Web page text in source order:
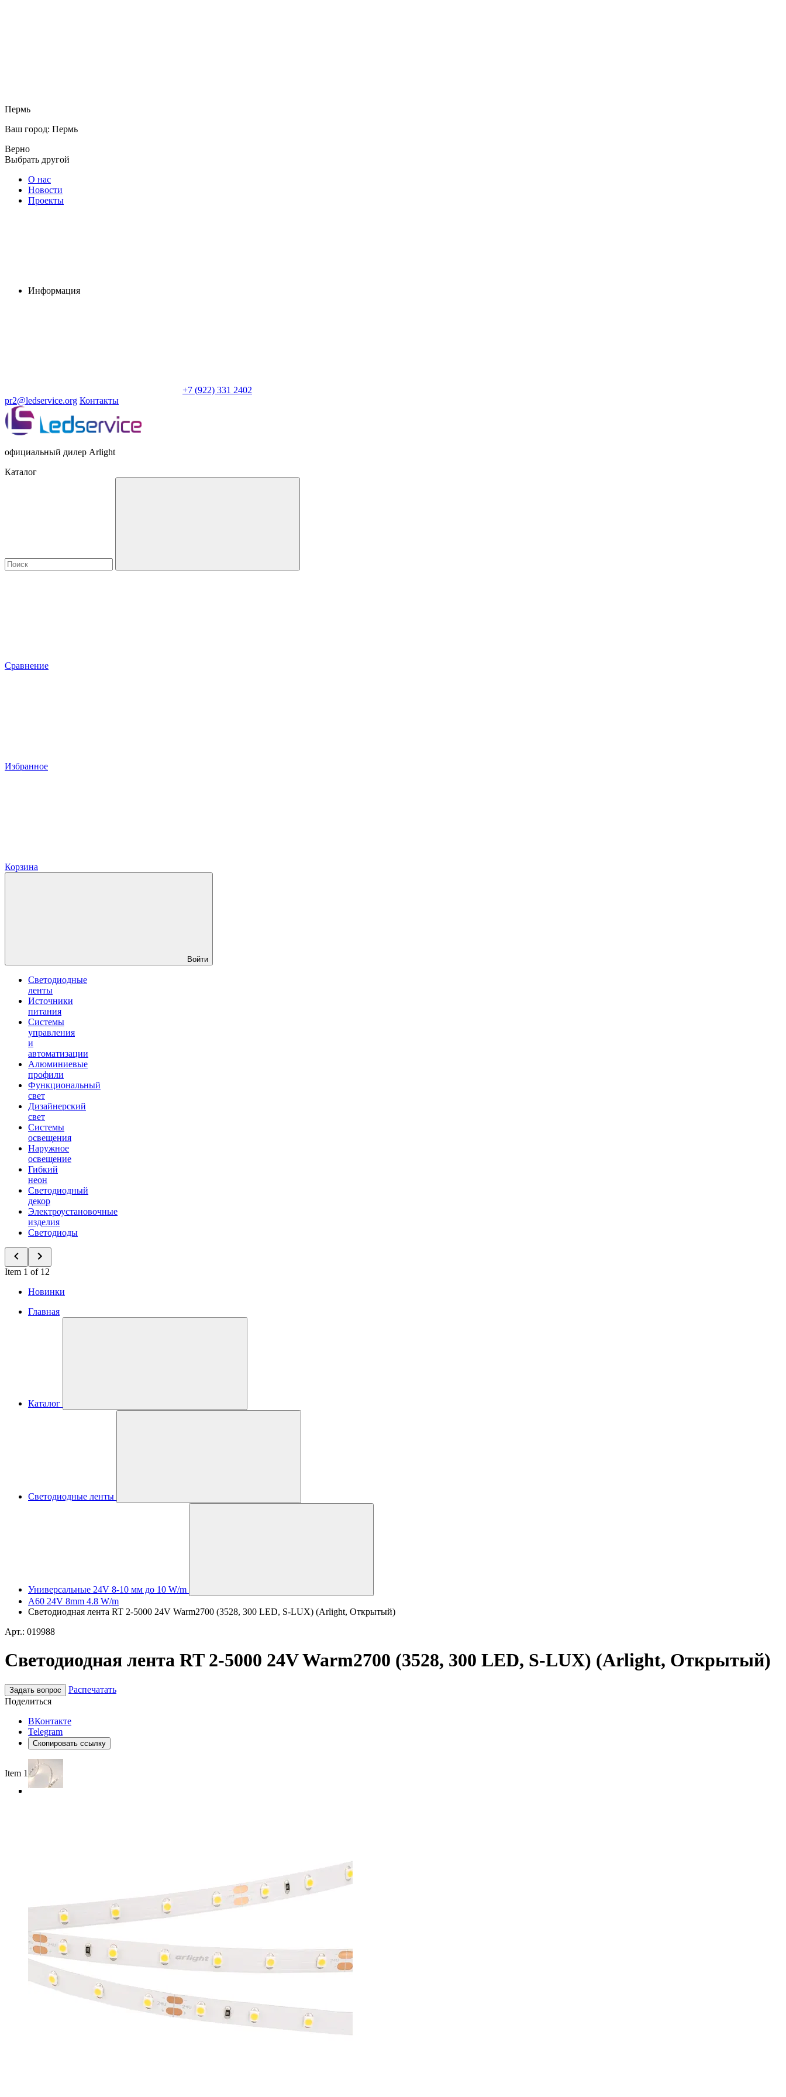
Пермь
Ваш город: Пермь
Верно
Выбрать другой
О нас
Новости
Проекты
Информация
+7 (922) 331 2402
pr2@ledservice.org Контакты
официальный дилер Arlight
Каталог
Сравнение
Избранное
Корзина
Войти
Светодиодные
ленты
Источники
питания
Системы
управления
и
автоматизации
Алюминиевые
профили
Функциональный
свет
Дизайнерский
свет
Системы
освещения
Наружное
освещение
Гибкий
неон
Светодиодный
декор
Электроустановочные
изделия
Светодиоды
Item 1 of 12
Новинки
Главная
Каталог
Светодиодные ленты
Универсальные 24V 8-10 мм до 10 W/m
A60 24V 8mm 4.8 W/m
Светодиодная лента RT 2-5000 24V Warm2700 (3528, 300 LED, S-LUX) (Arlight, Открытый)
Арт.: 019988
Светодиодная лента RT 2-5000 24V Warm2700 (3528, 300 LED, S-LUX) (Arlight, Открытый)
Задать вопрос
Распечатать
Поделиться
ВКонтакте
Telegram
Скопировать ссылку
Item 1 of 5